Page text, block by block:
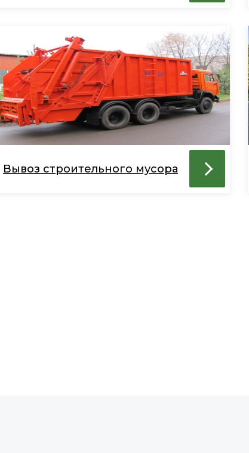
Вывоз строительного мусора